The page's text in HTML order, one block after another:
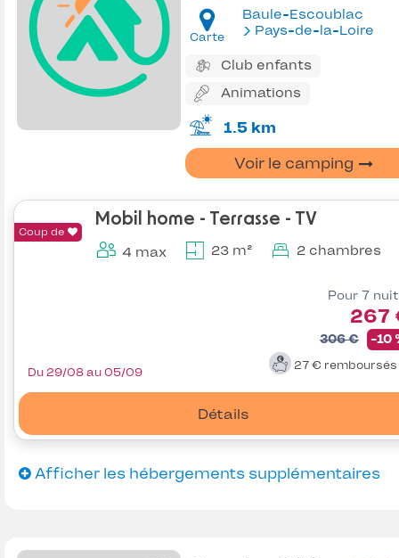
Carte
Baule-Escoublac
Pays-de-la-Loire
Club enfants
Animations
1.5 km
Voir le camping
Coup de
Mobil home - Terrasse - TV
4 max 23 m² 2 chambres
Pour 7
267
306 € -10
27 € remboursés
Détails
Du 29/08 au 05/09
Afficher les hébergements supplémentaires